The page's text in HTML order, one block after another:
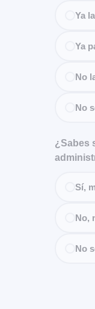
Ya
Ya
No
No
¿Sabes
Sí,
No,
No